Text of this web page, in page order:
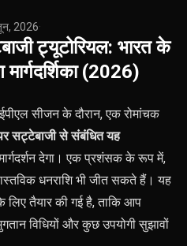
2026·
ट्यूटोरियल: भारत के
(2026)
सीजन के दौरान, एक रोमांचक
सट्टेबाजी से संबंधित यह
देगा। एक प्रशंसक के रूप में,
धनराशि भी जीत सकते हैं। यह
लिए तैयार की गई है, ताकि आप
विधियों और कुछ उपयोगी सुझावों